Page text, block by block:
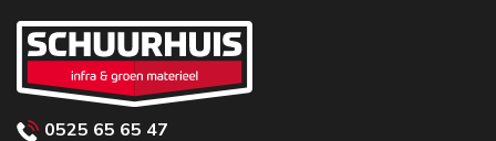
0525 65 65 47